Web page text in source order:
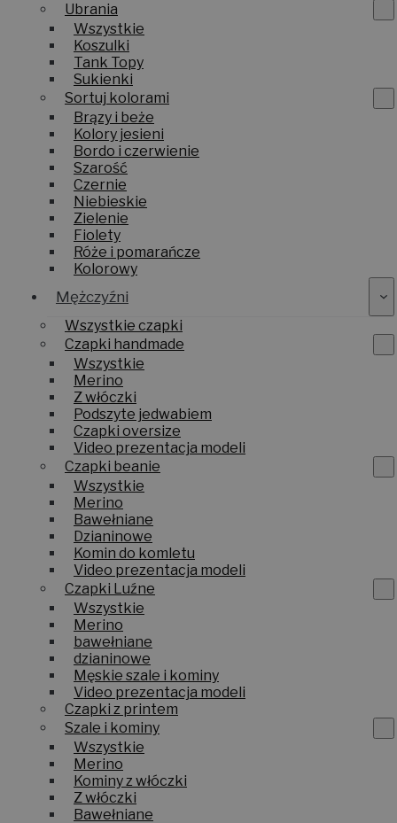
Ubrania
Wszystkie
Koszulki
Tank Topy
Sukienki
Sortuj kolorami
Brązy i beże
Kolory jesieni
Bordo i czerwienie
Szarość
Czernie
Niebieskie
Zielenie
Fiolety
Róże i pomarańcze
Kolorowy
Mężczyźni
Wszystkie czapki
Czapki handmade
Wszystkie
Merino
Z włóczki
Podszyte jedwabiem
Czapki oversize
Video prezentacja modeli
Czapki beanie
Wszystkie
Merino
Bawełniane
Dzianinowe
Komin do komletu
Video prezentacja modeli
Czapki Luźne
Wszystkie
Merino
bawełniane
dzianinowe
Męskie szale i kominy
Video prezentacja modeli
Czapki z printem
Szale i kominy
Wszystkie
Merino
Kominy z włóczki
Z włóczki
Bawełniane